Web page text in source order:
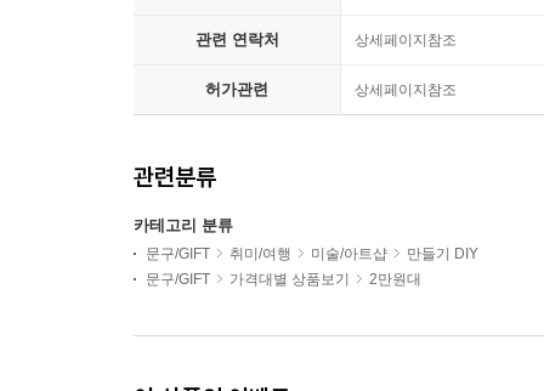
관련 연락처 상세페이지참조
허가관련 상세페이지참조
관련분류
카테고리 분류
문구/GIFT 취미/여행 미술/아트샵
만들기 DIY
문구/GIFT
가격대별 상품보기 2만원대